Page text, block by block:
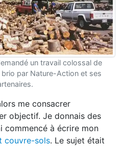
un travail colossal de
par Nature-Action et ses
me consacrer
objectif. Je donnais des
commencé à écrire mon
couvre-sols. Le sujet était